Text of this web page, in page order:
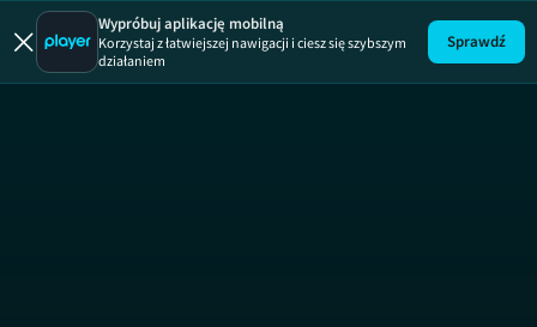
Sprawa dla
Wypróbuj aplikację mobilną
Korzystaj z łatwiejszej nawigacji i ciesz się szybszym
działaniem
Sprawdź